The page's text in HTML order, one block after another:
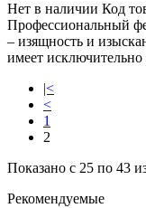
Нет в наличии Код
Профессиональный
– изящность и
имеет исключительно
|<
<
1
2
Показано с 25 по 43
Рекомендуемые